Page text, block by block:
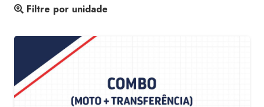
Filtre por unidade